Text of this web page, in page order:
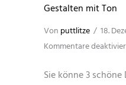
Gestalten mit Ton
Von puttlitze / 18.
Kommentare
Sie könne 3